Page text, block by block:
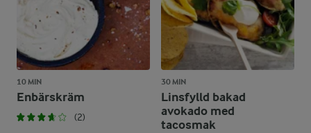
10 MIN
Enbärskräm
(2)
30 MIN
Linsfylld bakad
avokado med
tacosmak